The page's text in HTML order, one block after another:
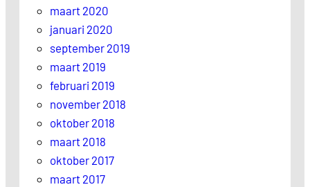
maart 2020
januari 2020
september 2019
maart 2019
februari 2019
november 2018
oktober 2018
maart 2018
oktober 2017
maart 2017